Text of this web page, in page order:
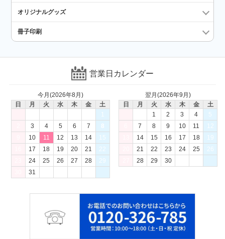
オリジナルグッズ
冊子印刷
営業日カレンダー
今月(2026年8月)
日
月 火 水 木 金
土
1
3 4 5 6 7
8
10 11 12 13 14
15
17 18 19 20 21
22
24 25 26 27 28
29
31
翌月(2026年9月)
日
月 火 水 木 金
土
1
2 3 4
5
7 8 9 10 11
12
14 15 16 17 18
19
21 22 23 24 25
26
28 29 30